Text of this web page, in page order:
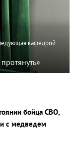
кафедрой
бойца СВО,
с медведем